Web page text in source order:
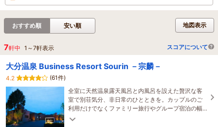
地図表示
おすすめ順 安い順
7軒中 1 ～7軒表示 スコアについて
大分温泉 Business Resort Sourin －宗麟－
4.2
(61件)
全室に天然温泉露天風呂と内風呂を設えた贅沢な客
室で別荘気分、非日常のひとときを。カップルのご
利用だけでなくファミリー旅行やグループ宿泊の幅
広く対応♪天然温泉と広々ベッドで疲れを癒し観光へ